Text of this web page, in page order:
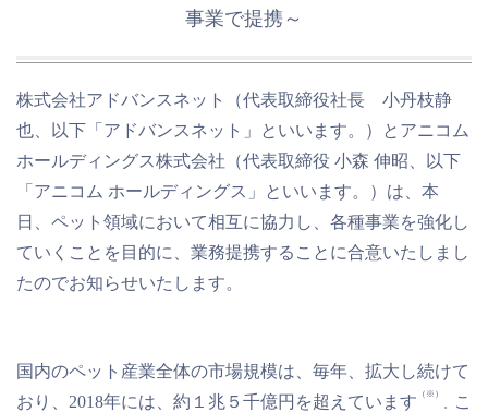
事業で提携～
株式会社アドバンスネット（代表取締役社長 小丹枝静
也、以下「アドバンスネット」といいます。）とアニコム
ホールディングス株式会社（代表取締役 小森 伸昭、以下
「アニコム ホールディングス」といいます。）は、本
日、ペット領域において相互に協力し、各種事業を強化し
ていくことを目的に、業務提携することに合意いたしまし
たのでお知らせいたします。
国内のペット産業全体の市場規模は、毎年、拡大し続けて
おり、2018年には、約１兆５千億円を超えています
（※）
こ